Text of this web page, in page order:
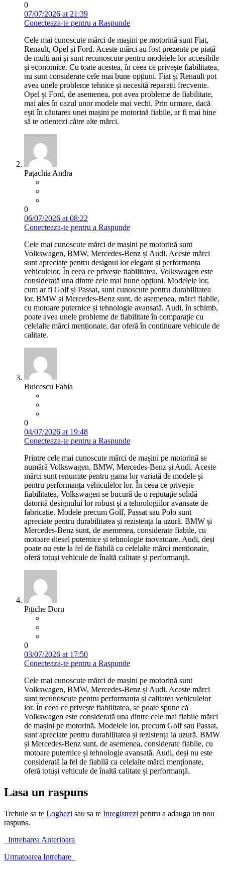
0
07/07/2026 at 21:39
Conecteaza-te pentru a Raspunde
Cele mai cunoscute mărci de mașini pe motorină sunt Fiat,
Renault, Opel și Ford. Aceste mărci au fost prezente pe piață
de mulți ani și sunt recunoscute pentru modelele lor accesibile
și economice. Cu toate acestea, în ceea ce privește fiabilitatea,
nu sunt considerate cele mai bune opțiuni. Fiat și Renault pot
avea unele probleme tehnice și necesită reparații frecvente.
Opel și Ford, de asemenea, pot avea probleme de fiabilitate,
mai ales în cazul unor modele mai vechi. Prin urmare, dacă
ești în căutarea unei mașini pe motorină fiabile, ar fi mai bine
să te orientezi către alte mărci.
Pațachia Andra
0
06/07/2026 at 08:22
Conecteaza-te pentru a Raspunde
Cele mai cunoscute mărci de mașini pe motorină sunt
Volkswagen, BMW, Mercedes-Benz și Audi. Aceste mărci
sunt apreciate pentru designul lor elegant și performanța
vehiculelor. În ceea ce privește fiabilitatea, Volkswagen este
considerată una dintre cele mai bune opțiuni. Modelele lor,
cum ar fi Golf și Passat, sunt cunoscute pentru durabilitatea
lor. BMW și Mercedes-Benz sunt, de asemenea, mărci fiabile,
cu motoare puternice și tehnologie avansată. Audi, în schimb,
poate avea unele probleme de fiabilitate în comparație cu
celelalte mărci menționate, dar oferă în continuare vehicule de
calitate.
Buicescu Fabia
0
04/07/2026 at 19:48
Conecteaza-te pentru a Raspunde
Printre cele mai cunoscute mărci de mașini pe motorină se
numără Volkswagen, BMW, Mercedes-Benz și Audi. Aceste
mărci sunt renumite pentru gama lor variată de modele și
pentru performanța vehiculelor lor. În ceea ce privește
fiabilitatea, Volkswagen se bucură de o reputație solidă
datorită designului lor robust și a tehnologiilor avansate de
fabricație. Modele precum Golf, Passat sau Polo sunt
apreciate pentru durabilitatea și rezistența la uzură. BMW și
Mercedes-Benz sunt, de asemenea, considerate fiabile, cu
motoare diesel puternice și tehnologie inovatoare. Audi, deși
poate nu este la fel de fiabilă ca celelalte mărci menționate,
oferă totuși vehicule de înaltă calitate și performanță.
Pițiche Doru
0
03/07/2026 at 17:50
Conecteaza-te pentru a Raspunde
Cele mai cunoscute mărci de mașini pe motorină sunt
Volkswagen, BMW, Mercedes-Benz și Audi. Aceste mărci
sunt recunoscute pentru performanța și calitatea vehiculelor
lor. În ceea ce privește fiabilitatea, se poate spune că
Volkswagen este considerată una dintre cele mai fiabile mărci
de mașini pe motorină. Modelele lor, precum Golf sau Passat,
sunt apreciate pentru durabilitatea și rezistența la uzură. BMW
și Mercedes-Benz sunt, de asemenea, considerate fiabile, cu
motoare puternice și tehnologie avansată. Audi, deși nu este
considerată la fel de fiabilă ca celelalte mărci menționate,
oferă totuși vehicule de înaltă calitate și performanță.
Lasa un raspuns
Trebuie sa te Loghezi sau sa te Inregistrezi pentru a adauga un nou
raspuns.
Intrebarea Anterioara
Urmatoarea Intrebare